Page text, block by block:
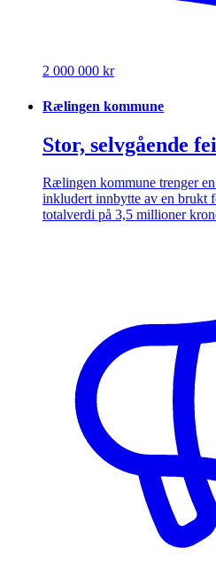
2 000 000 kr
Rælingen kommune
Stor, selvgående
Rælingen kommune trenger
inkludert innbytte av en brukt
totalverdi på 3,5 millioner